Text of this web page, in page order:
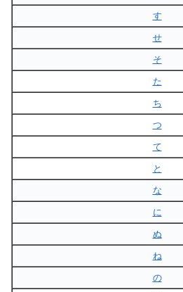
す
せ
そ
た
ち
つ
て
と
な
に
ぬ
ね
の